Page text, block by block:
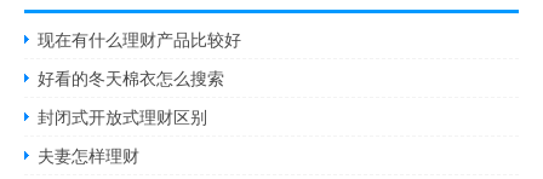
现在有什么理财产品比较好
好看的冬天棉衣怎么搜索
封闭式开放式理财区别
夫妻怎样理财